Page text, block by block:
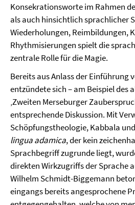
Konsekrationsworte im Rahmen
als auch hinsichtlich sprachlicher
Wiederholungen, Reimbildungen,
Rhythmisierungen spielt die
zentrale Rolle für die Magie.
Bereits aus Anlass der Einführung
entzündete sich – am Beispiel des
‚Zweiten Merseburger
entsprechende Diskussion. Mit
Schöpfungstheologie, Kabbala
lingua adamica, der kein
Sprachbegriff zugrunde liegt,
direkten Wirkzugriffs der Sprache
Wilhelm Schmidt-Biggemann
eingangs bereits angesprochene